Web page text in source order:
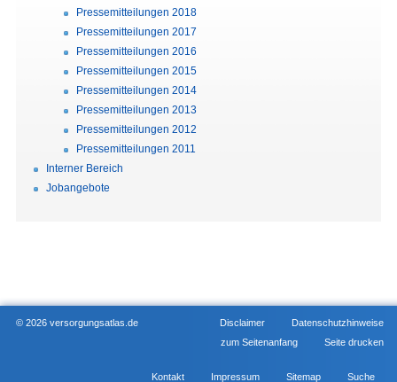
Pressemitteilungen 2018
Pressemitteilungen 2017
Pressemitteilungen 2016
Pressemitteilungen 2015
Pressemitteilungen 2014
Pressemitteilungen 2013
Pressemitteilungen 2012
Pressemitteilungen 2011
Interner Bereich
Jobangebote
© 2026 versorgungsatlas.de Datenschutzhinweise
Disclaimer
Seite drucken
zum Seitenanfang
Suche
Sitemap
Impressum
Kontakt